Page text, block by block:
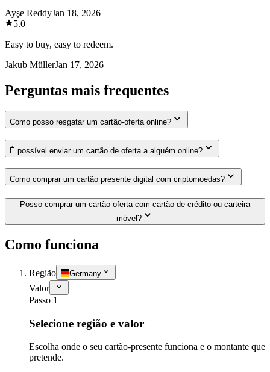
Ayşe ReddyJan 18, 2026
5.0
Easy to buy, easy to redeem.
Jakub MüllerJan 17, 2026
Perguntas mais frequentes
Como posso resgatar um cartão-oferta online?
É possível enviar um cartão de oferta a alguém online?
Como comprar um cartão presente digital com criptomoedas?
Posso comprar um cartão-oferta com cartão de crédito ou carteira
móvel?
Como funciona
Região Germany
Valor
Passo 1
Selecione região e valor
Escolha onde o seu cartão-presente funciona e o montante que
pretende.